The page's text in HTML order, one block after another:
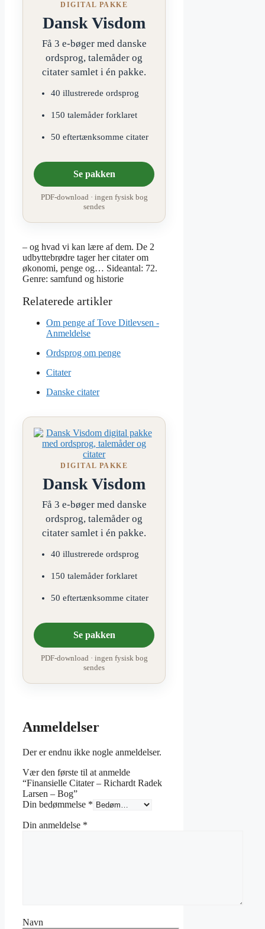
DIGITAL PAKKE
Dansk Visdom
Få 3 e-bøger med danske
ordsprog, talemåder og
citater samlet i én pakke.
40 illustrerede ordsprog
150 talemåder forklaret
50 eftertænksomme citater
Se pakken
PDF-download · ingen fysisk bog
sendes
– og hvad vi kan lære af dem. De 2
udbyttebrødre tager her citater om
økonomi, penge og… Sideantal: 72.
Genre: samfund og historie
Om penge af Tove Ditlevsen -
Anmeldelse
Ordsprog om penge
Citater
Danske citater
DIGITAL PAKKE
Dansk Visdom
Få 3 e-bøger med danske
ordsprog, talemåder og
citater samlet i én pakke.
40 illustrerede ordsprog
150 talemåder forklaret
50 eftertænksomme citater
Se pakken
PDF-download · ingen fysisk bog
sendes
Anmeldelser
Der er endnu ikke nogle anmeldelser.
Vær den første til at anmelde
“Finansielle Citater – Richardt Radek
Larsen – Bog”
Din bedømmelse *
Din anmeldelse *
Navn